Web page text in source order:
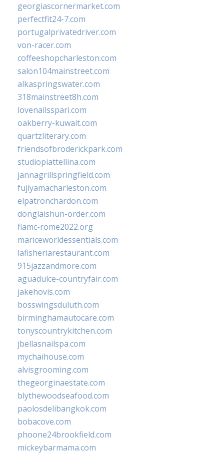
georgiascornermarket.com
perfectfit24-7.com
portugalprivatedriver.com
von-racer.com
coffeeshopcharleston.com
salon104mainstreet.com
alkaspringswater.com
318mainstreet8h.com
lovenailsspari.com
oakberry-kuwait.com
quartzliterary.com
friendsofbroderickpark.com
studiopiattellina.com
jannagrillspringfield.com
fujiyamacharleston.com
elpatronchardon.com
donglaishun-order.com
fiamc-rome2022.org
mariceworldessentials.com
lafisheriarestaurant.com
915jazzandmore.com
aguadulce-countryfair.com
jakehovis.com
bosswingsduluth.com
birminghamautocare.com
tonyscountrykitchen.com
jbellasnailspa.com
mychaihouse.com
alvisgrooming.com
thegeorginaestate.com
blythewoodseafood.com
paolosdelibangkok.com
bobacove.com
phoone24brookfield.com
mickeybarmama.com